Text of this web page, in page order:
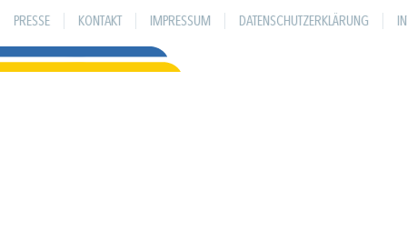
PRESSE KONTAKT IMPRESSUM DATENSCHUTZERKLÄRUNG